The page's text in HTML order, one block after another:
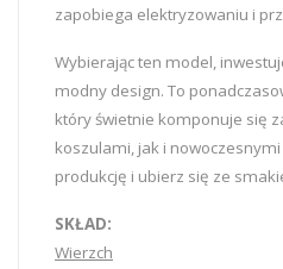
zapobiega elektryzowaniu i
Wybierając ten model,
modny design. To
który świetnie komponuje się
koszulami, jak i
produkcję i ubierz się ze
SKŁAD:
Wierzch